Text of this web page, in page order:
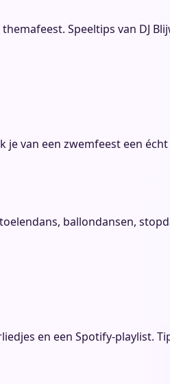
Speeltips van DJ
je van een zwemfeest een
ballondansen,
en een Spotify-playlist.